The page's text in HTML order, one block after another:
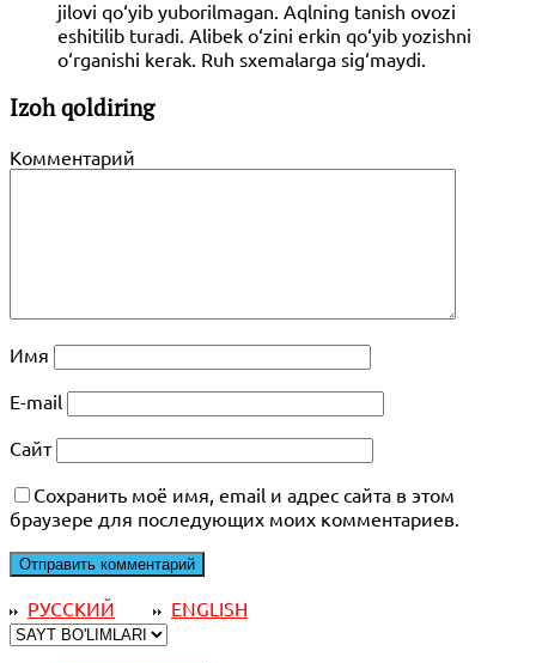
jilovi qo‘yib yuborilmagan. Aqlning tanish ovozi
eshitilib turadi. Alibek o‘zini erkin qo‘yib yozishni
o‘rganishi kerak. Ruh sxemalarga sig‘maydi.
Izoh qoldiring
Комментарий
Имя
E-mail
Сайт
Сохранить моё имя, email и адрес сайта в этом
браузере для последующих моих комментариев.
РУССКИЙ ENGLISH